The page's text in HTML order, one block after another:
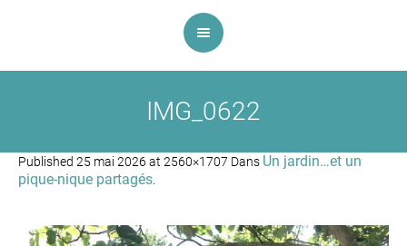
IMG_0622
Published 25 mai 2026 at 2560×1707 Dans Un jardin…et un
pique-nique partagés